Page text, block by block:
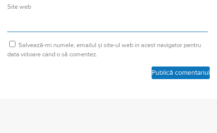
Site web
Salvează-mi numele, emailul și site-ul web în acest navigator pentru
data viitoare când o să comentez.